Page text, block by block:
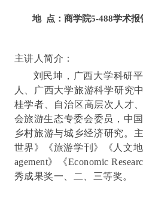
地 点：商学院5-488学术报
主讲人简介：
刘民坤，广西大学科研
人、广西大学旅游科学研究
桂学者、自治区高层次人才
会旅游生态专委会委员，中
乡村旅游与城乡经济研究。
世界》《旅游学刊》《人文
agement》《Economic
秀成果奖一、二、三等奖。